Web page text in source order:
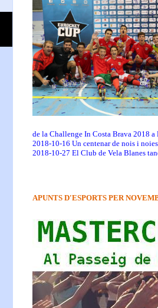
de la Challenge In Costa Brava 2018 a
2018-10-16 Un centenar de nois i
2018-10-27 El Club de Vela Blanes
APUNTS D'ESPORTS PER